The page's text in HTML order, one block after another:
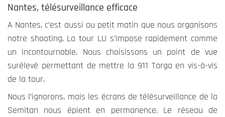
Nantes, télésurveillance efficace
A Nantes, c’est aussi au petit matin que nous organisons
notre shooting. La tour LU s’impose rapidement comme
un incontournable. Nous choisissons un point de vue
surélevé permettant de mettre la 911 Targa en vis-à-vis
de la tour.
Nous l’ignorons, mais les écrans de télésurveillance de la
Semitan nous épient en permanence. Le réseau de